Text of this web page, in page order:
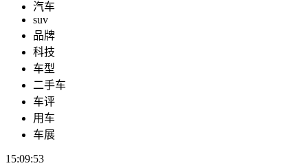
汽车
suv
品牌
科技
车型
二手车
车评
用车
车展
15:09:54